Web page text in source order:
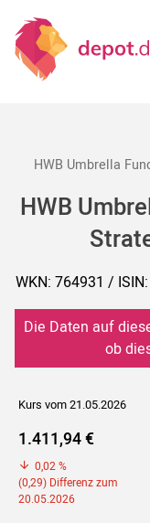
HWB Umbrella
HWB
WKN: 764931 /
Die Daten auf
ob
Kurs vom 21.05.2026
1.411,94 €
0,02 %
(0,29) Differenz zum
20.05.2026